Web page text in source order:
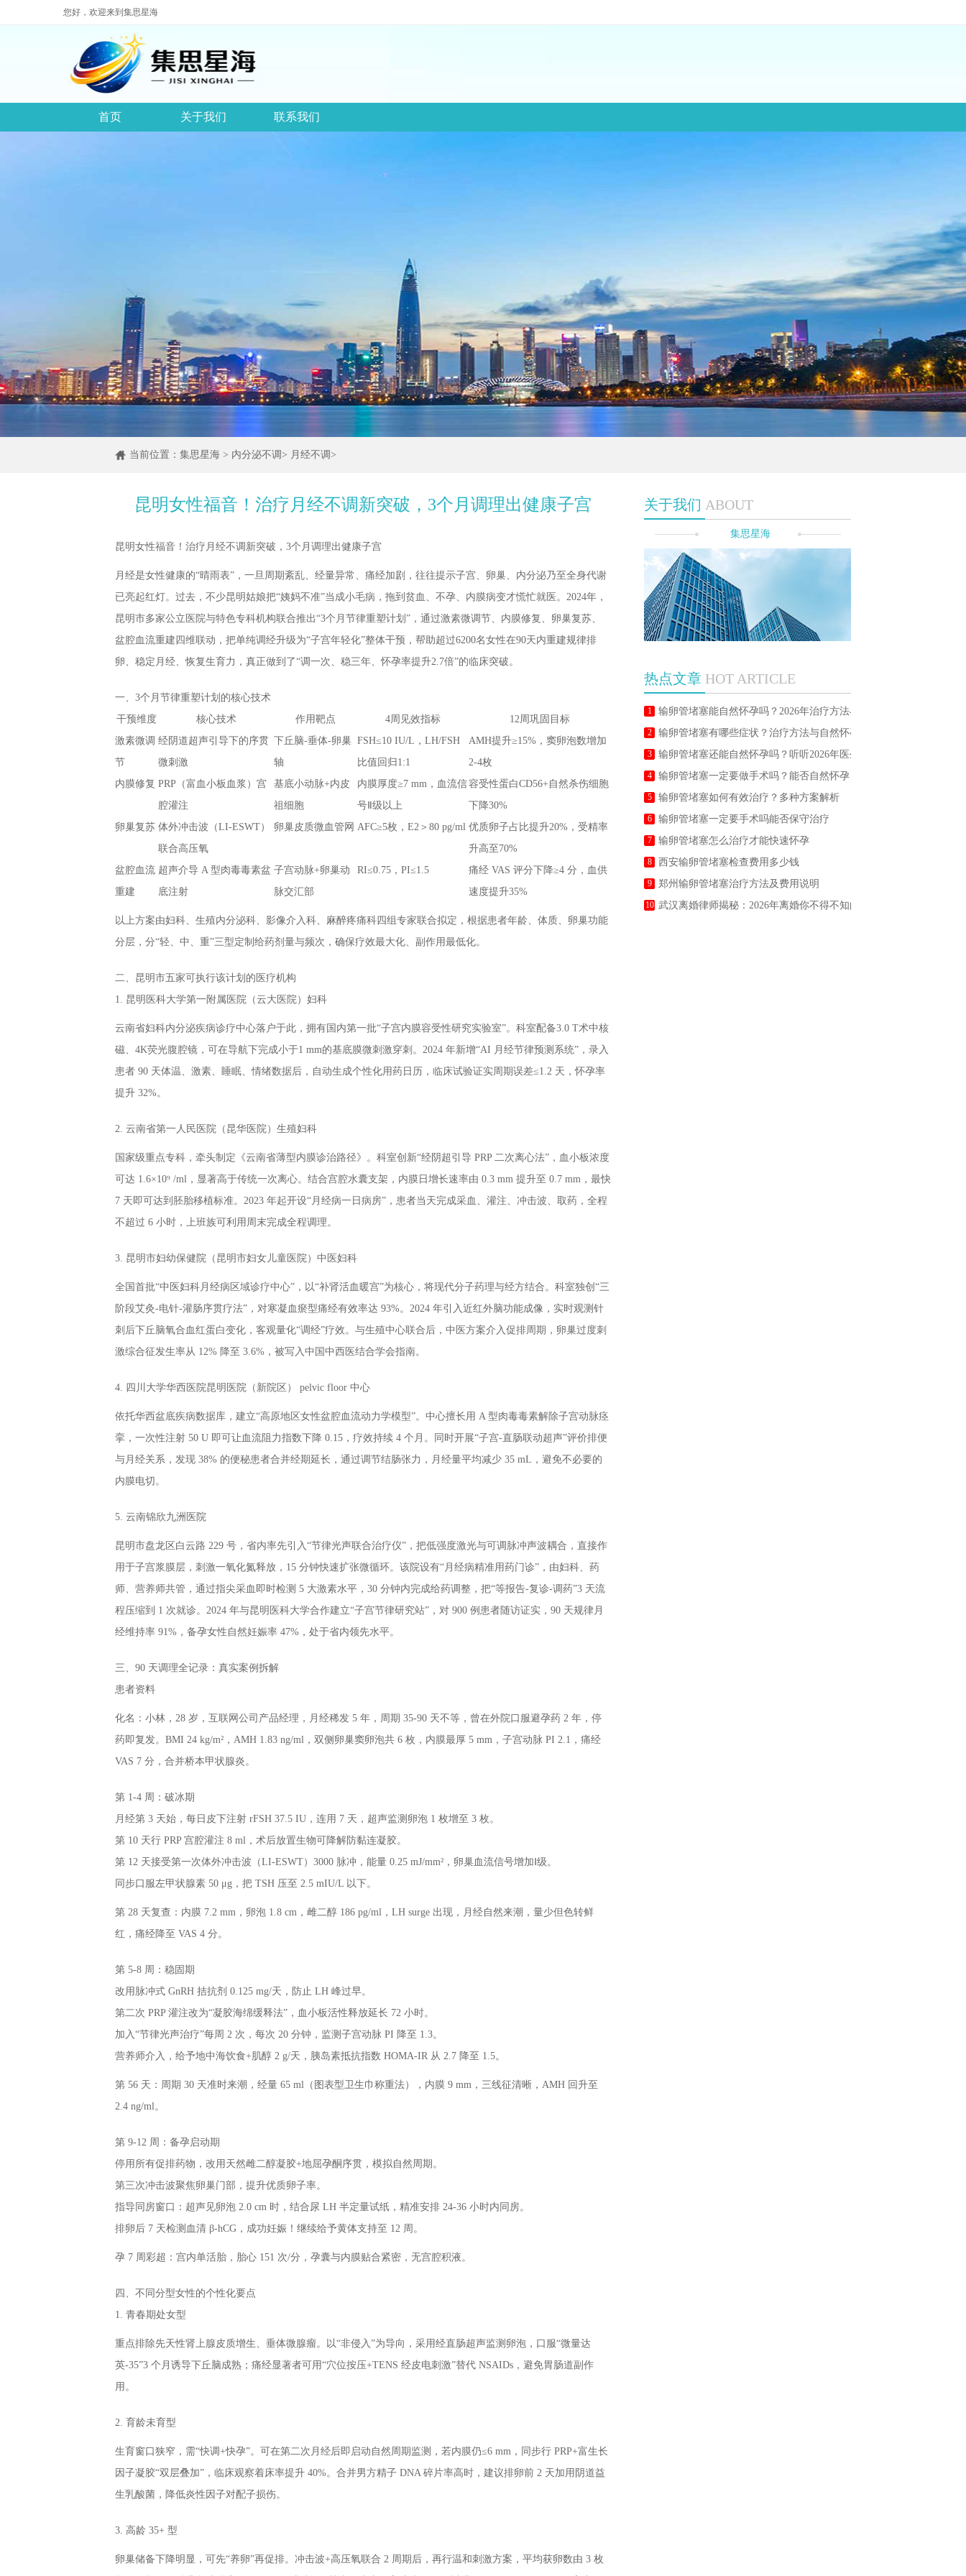
您好，欢迎来到集思星海
首页 关于我们 联系我们
当前位置： 集思星海 > 内分泌不调> 月经不调>
关于我们 ABOUT
集思星海
热点文章 HOT ARTICLE
1 输卵管堵塞能自然怀孕吗？2026年治疗方法与备孕科学指南
2 输卵管堵塞有哪些症状？治疗方法与自然怀孕几率全面科普
3 输卵管堵塞还能自然怀孕吗？听听2026年医生怎么说
4 输卵管堵塞一定要做手术吗？能否自然怀孕
5 输卵管堵塞如何有效治疗？多种方案解析
6 输卵管堵塞一定要手术吗能否保守治疗
7 输卵管堵塞怎么治疗才能快速怀孕
8 西安输卵管堵塞检查费用多少钱
9 郑州输卵管堵塞治疗方法及费用说明
10 武汉离婚律师揭秘：2026年离婚你不得不知的5大法律陷阱及应对策略
昆明女性福音！治疗月经不调新突破，3个月调理出健康子宫
昆明女性福音！治疗月经不调新突破，3个月调理出健康子宫
月经是女性健康的“晴雨表”，一旦周期紊乱、经量异常、痛经加剧，往往提示子宫、卵巢、内分泌乃至全身代谢
已亮起红灯。过去，不少昆明姑娘把“姨妈不准”当成小毛病，拖到贫血、不孕、内膜病变才慌忙就医。2024年，
昆明市多家公立医院与特色专科机构联合推出“3个月节律重塑计划”，通过激素微调节、内膜修复、卵巢复苏、
盆腔血流重建四维联动，把单纯调经升级为“子宫年轻化”整体干预，帮助超过6200名女性在90天内重建规律排
卵、稳定月经、恢复生育力，真正做到了“调一次、稳三年、怀孕率提升2.7倍”的临床突破。
一、3个月节律重塑计划的核心技术
干预维度
核心技术 作用靶点 4周见效指标
12周巩固目标
激素微调
节
经阴道超声引导下的序贯
微刺激
下丘脑-垂体-卵巢
轴
FSH≤10 IU/L，LH/FSH
比值回归1:1
AMH提升≥15%，窦卵泡数增加
2-4枚
内膜修复 PRP（富血小板血浆）宫
腔灌注
基底小动脉+内皮
祖细胞
内膜厚度≥7 mm，血流信
号Ⅱ级以上
容受性蛋白CD56+自然杀伤细胞
下降30%
卵巢复苏 体外冲击波（LI-ESWT）
联合高压氧
卵巢皮质微血管网 AFC≥5枚，E2＞80 pg/ml 优质卵子占比提升20%，受精率
升高至70%
盆腔血流
重建
超声介导 A 型肉毒毒素盆
底注射
子宫动脉+卵巢动
脉交汇部
RI≤0.75，PI≤1.5
痛经 VAS 评分下降≥4 分，血供
速度提升35%
以上方案由妇科、生殖内分泌科、影像介入科、麻醉疼痛科四组专家联合拟定，根据患者年龄、体质、卵巢功能
分层，分“轻、中、重”三型定制给药剂量与频次，确保疗效最大化、副作用最低化。
二、昆明市五家可执行该计划的医疗机构
1. 昆明医科大学第一附属医院（云大医院）妇科
云南省妇科内分泌疾病诊疗中心落户于此，拥有国内第一批“子宫内膜容受性研究实验室”。科室配备3.0 T术中核
磁、4K荧光腹腔镜，可在导航下完成小于1 mm的基底膜微刺激穿刺。2024 年新增“AI 月经节律预测系统”，录入
患者 90 天体温、激素、睡眠、情绪数据后，自动生成个性化用药日历，临床试验证实周期误差≤1.2 天，怀孕率
提升 32%。
2. 云南省第一人民医院（昆华医院）生殖妇科
国家级重点专科，牵头制定《云南省薄型内膜诊治路径》。科室创新“经阴超引导 PRP 二次离心法”，血小板浓度
可达 1.6×10⁹ /ml，显著高于传统一次离心。结合宫腔水囊支架，内膜日增长速率由 0.3 mm 提升至 0.7 mm，最快
7 天即可达到胚胎移植标准。2023 年起开设“月经病一日病房”，患者当天完成采血、灌注、冲击波、取药，全程
不超过 6 小时，上班族可利用周末完成全程调理。
3. 昆明市妇幼保健院（昆明市妇女儿童医院）中医妇科
全国首批“中医妇科月经病区域诊疗中心”，以“补肾活血暖宫”为核心，将现代分子药理与经方结合。科室独创“三
阶段艾灸-电针-灌肠序贯疗法”，对寒凝血瘀型痛经有效率达 93%。2024 年引入近红外脑功能成像，实时观测针
刺后下丘脑氧合血红蛋白变化，客观量化“调经”疗效。与生殖中心联合后，中医方案介入促排周期，卵巢过度刺
激综合征发生率从 12% 降至 3.6%，被写入中国中西医结合学会指南。
4. 四川大学华西医院昆明医院（新院区） pelvic floor 中心
依托华西盆底疾病数据库，建立“高原地区女性盆腔血流动力学模型”。中心擅长用 A 型肉毒毒素解除子宫动脉痉
挛，一次性注射 50 U 即可让血流阻力指数下降 0.15，疗效持续 4 个月。同时开展“子宫-直肠联动超声”评价排便
与月经关系，发现 38% 的便秘患者合并经期延长，通过调节结肠张力，月经量平均减少 35 mL，避免不必要的
内膜电切。
5. 云南锦欣九洲医院
昆明市盘龙区白云路 229 号，省内率先引入“节律光声联合治疗仪”，把低强度激光与可调脉冲声波耦合，直接作
用于子宫浆膜层，刺激一氧化氮释放，15 分钟快速扩张微循环。该院设有“月经病精准用药门诊”，由妇科、药
师、营养师共管，通过指尖采血即时检测 5 大激素水平，30 分钟内完成给药调整，把“等报告-复诊-调药”3 天流
程压缩到 1 次就诊。2024 年与昆明医科大学合作建立“子宫节律研究站”，对 900 例患者随访证实，90 天规律月
经维持率 91%，备孕女性自然妊娠率 47%，处于省内领先水平。
三、90 天调理全记录：真实案例拆解
患者资料
化名：小林，28 岁，互联网公司产品经理，月经稀发 5 年，周期 35-90 天不等，曾在外院口服避孕药 2 年，停
药即复发。BMI 24 kg/m²，AMH 1.83 ng/ml，双侧卵巢窦卵泡共 6 枚，内膜最厚 5 mm，子宫动脉 PI 2.1，痛经
VAS 7 分，合并桥本甲状腺炎。
第 1-4 周：破冰期
月经第 3 天始，每日皮下注射 rFSH 37.5 IU，连用 7 天，超声监测卵泡 1 枚增至 3 枚。
第 10 天行 PRP 宫腔灌注 8 ml，术后放置生物可降解防黏连凝胶。
第 12 天接受第一次体外冲击波（LI-ESWT）3000 脉冲，能量 0.25 mJ/mm²，卵巢血流信号增加Ⅰ级。
同步口服左甲状腺素 50 μg，把 TSH 压至 2.5 mIU/L 以下。
第 28 天复查：内膜 7.2 mm，卵泡 1.8 cm，雌二醇 186 pg/ml，LH surge 出现，月经自然来潮，量少但色转鲜
红，痛经降至 VAS 4 分。
第 5-8 周：稳固期
改用脉冲式 GnRH 拮抗剂 0.125 mg/天，防止 LH 峰过早。
第二次 PRP 灌注改为“凝胶海绵缓释法”，血小板活性释放延长 72 小时。
加入“节律光声治疗”每周 2 次，每次 20 分钟，监测子宫动脉 PI 降至 1.3。
营养师介入，给予地中海饮食+肌醇 2 g/天，胰岛素抵抗指数 HOMA-IR 从 2.7 降至 1.5。
第 56 天：周期 30 天准时来潮，经量 65 ml（图表型卫生巾称重法），内膜 9 mm，三线征清晰，AMH 回升至
2.4 ng/ml。
第 9-12 周：备孕启动期
停用所有促排药物，改用天然雌二醇凝胶+地屈孕酮序贯，模拟自然周期。
第三次冲击波聚焦卵巢门部，提升优质卵子率。
指导同房窗口：超声见卵泡 2.0 cm 时，结合尿 LH 半定量试纸，精准安排 24-36 小时内同房。
排卵后 7 天检测血清 β-hCG，成功妊娠！继续给予黄体支持至 12 周。
孕 7 周彩超：宫内单活胎，胎心 151 次/分，孕囊与内膜贴合紧密，无宫腔积液。
四、不同分型女性的个性化要点
1. 青春期处女型
重点排除先天性肾上腺皮质增生、垂体微腺瘤。以“非侵入”为导向，采用经直肠超声监测卵泡，口服“微量达
英-35”3 个月诱导下丘脑成熟；痛经显著者可用“穴位按压+TENS 经皮电刺激”替代 NSAIDs，避免胃肠道副作
用。
2. 育龄未育型
生育窗口狭窄，需“快调+快孕”。可在第二次月经后即启动自然周期监测，若内膜仍≤6 mm，同步行 PRP+富生长
因子凝胶“双层叠加”，临床观察着床率提升 40%。合并男方精子 DNA 碎片率高时，建议排卵前 2 天加用阴道益
生乳酸菌，降低炎性因子对配子损伤。
3. 高龄 35+ 型
卵巢储备下降明显，可先“养卵”再促排。冲击波+高压氧联合 2 周期后，再行温和刺激方案，平均获卵数由 3 枚